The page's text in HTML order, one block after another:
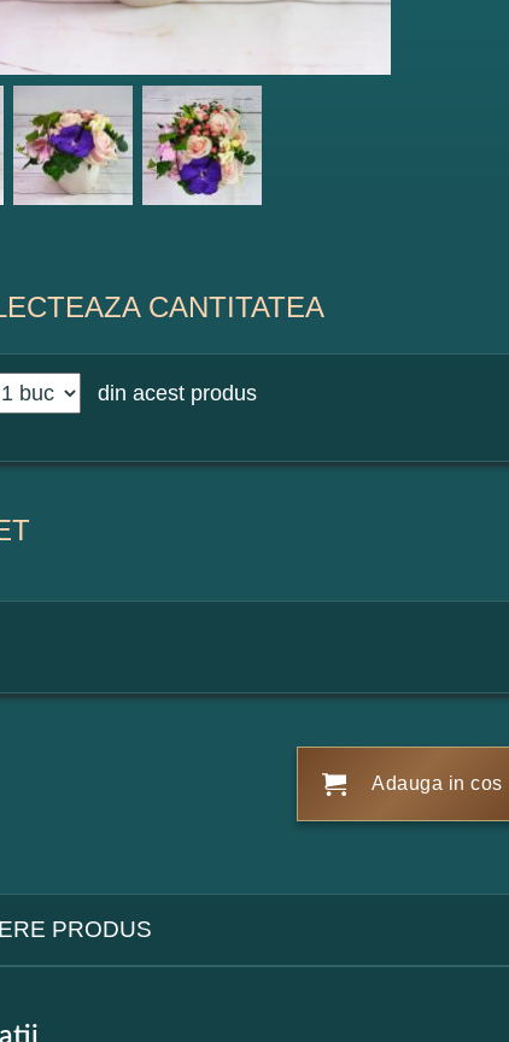
CANTITATEA
din acest produs
Adauga in cos
PRODUS